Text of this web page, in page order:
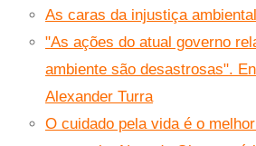
As caras da injustiça ambiental
"As ações do atual governo
ambiente são desastrosas".
Alexander Turra
O cuidado pela vida é o